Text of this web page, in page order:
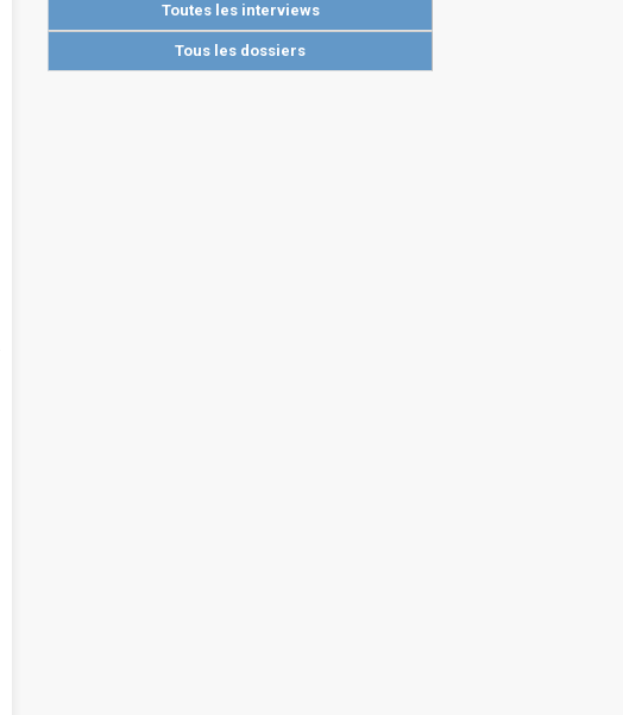
Toutes les interviews
Tous les dossiers